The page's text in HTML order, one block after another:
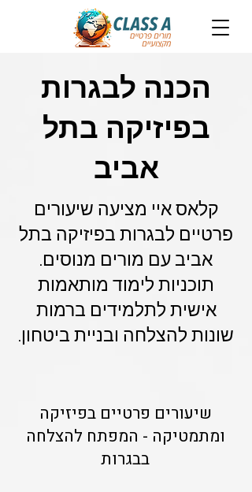
הכנה לבגרות
בפיזיקה בתל
אביב
קלאס איי מציעה שיעורים
פרטיים לבגרות בפיזיקה בתל
אביב עם מורים מנוסים.
תוכניות לימוד מותאמות
אישית לתלמידים ברמות
שונות להצלחה ובניית ביטחון.
שיעורים פרטיים בפיזיקה
ומתמטיקה - המפתח להצלחה
בבגרות